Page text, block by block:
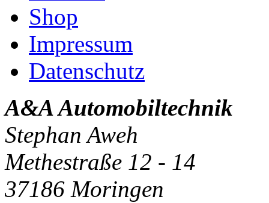
Shop
Impressum
Datenschutz
A&A Automobiltechnik
Stephan Aweh
Methestraße 12 - 14
37186 Moringen